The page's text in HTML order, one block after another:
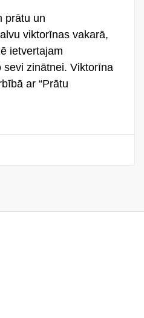
prātu un
viktorīnas vakarā,
ietvertajam
sevi zinātnei. Viktorīna
ar “Prātu